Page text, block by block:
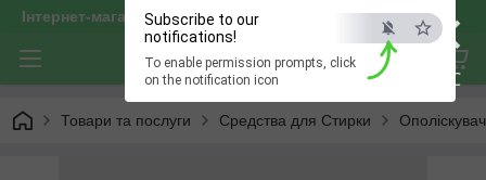
×
ESC
Subscribe to our
notifications!
To enable permission prompts, click
on the notification icon
Інтернет-магазин "optservis"
Товари та послуги Средства для Стирки